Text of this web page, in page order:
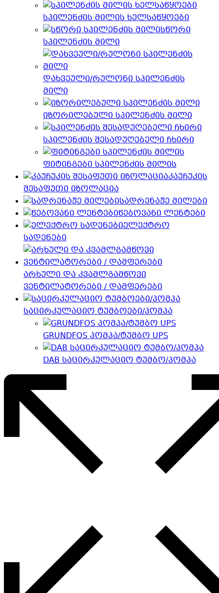
სპილენძის მილის ხელსაწყოები
სწორი
სპილენძის მილი
დახვეული/რულონი სპილენძის
მილი
იზორილებული სპილენძის მილი
სპილენძის შესადუღებელი ჩხირი
ფიტინგები სპილენძის მილის
კაუჩუკის
შესაფუთი იზოლაცია
სადრენაჟე მილები
წებოვანი ლენტები
ელექტრო
სადენები
არხული და კვამლგამწოვი
ვენტილატორები / დამფერები
საცირკულაციო ტუმბოები/პომპა
GRUNDFOS პომპა/ტუმბო UPS
DAB საცირკულაციო ტუმბო/პომპა